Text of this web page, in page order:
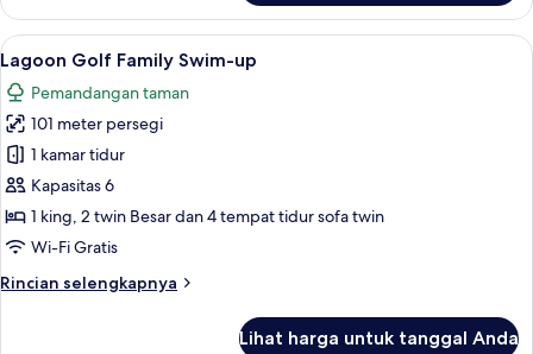
Suite
Keluarga,
jet
tub
Lihat
semua
foto
untuk
Lagoon
Golf
Family
Swim-
Lagoon Golf Family Swim-up |
5
Lagoon Golf Family Swim-up
Pemandangan taman
101 meter persegi
1 kamar tidur
Kapasitas 6
1 king, 2 twin Besar dan 4 tempat tidur sofa twin
Wi-Fi Gratis
Rincian selengkapnya
Rincian
Lihat harga untuk tanggal Anda